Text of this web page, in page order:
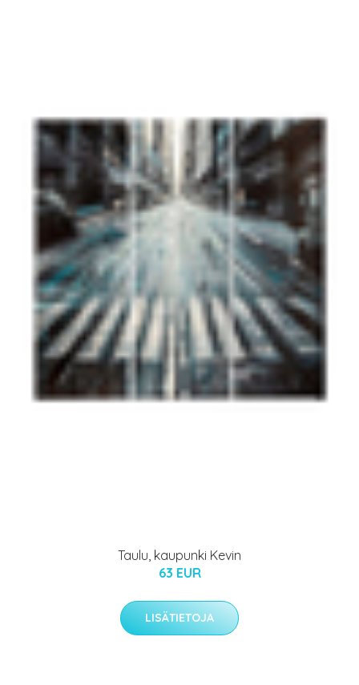
Taulu, kaupunki Kevin
63 EUR
LISÄTIETOJA